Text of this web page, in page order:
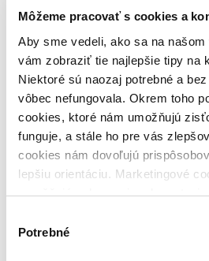
Môžeme pracovať s cookies a
Aby sme vedeli, ako sa na
vám zobraziť tie najlepšie tipy na
Niektoré sú naozaj potrebné a
vôbec nefungovala. Okrem toho
cookies, ktoré nám umožňujú
funguje, a stále ho pre vás
cookies nám dovoľujú
lepšiu orientáciu. Marketingové
umožňujú zobrazenie relevantnej
keby sme mohli používať všetky
súhlasu
Potrebné